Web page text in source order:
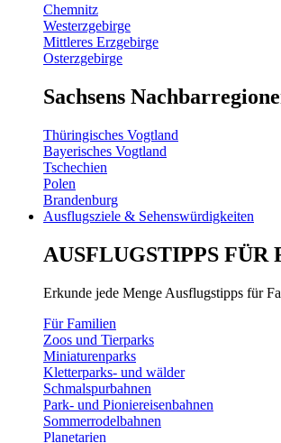
Chemnitz
Westerzgebirge
Mittleres Erzgebirge
Osterzgebirge
Sachsens
Thüringisches Vogtland
Bayerisches Vogtland
Tschechien
Polen
Brandenburg
Ausflugsziele & Sehenswürdigkeiten
AUSFLUGSTIPPS
Erkunde jede Menge Ausflugstipps für
Für Familien
Zoos und Tierparks
Miniaturenparks
Kletterparks- und wälder
Schmalspurbahnen
Park- und Pioniereisenbahnen
Sommerrodelbahnen
Planetarien